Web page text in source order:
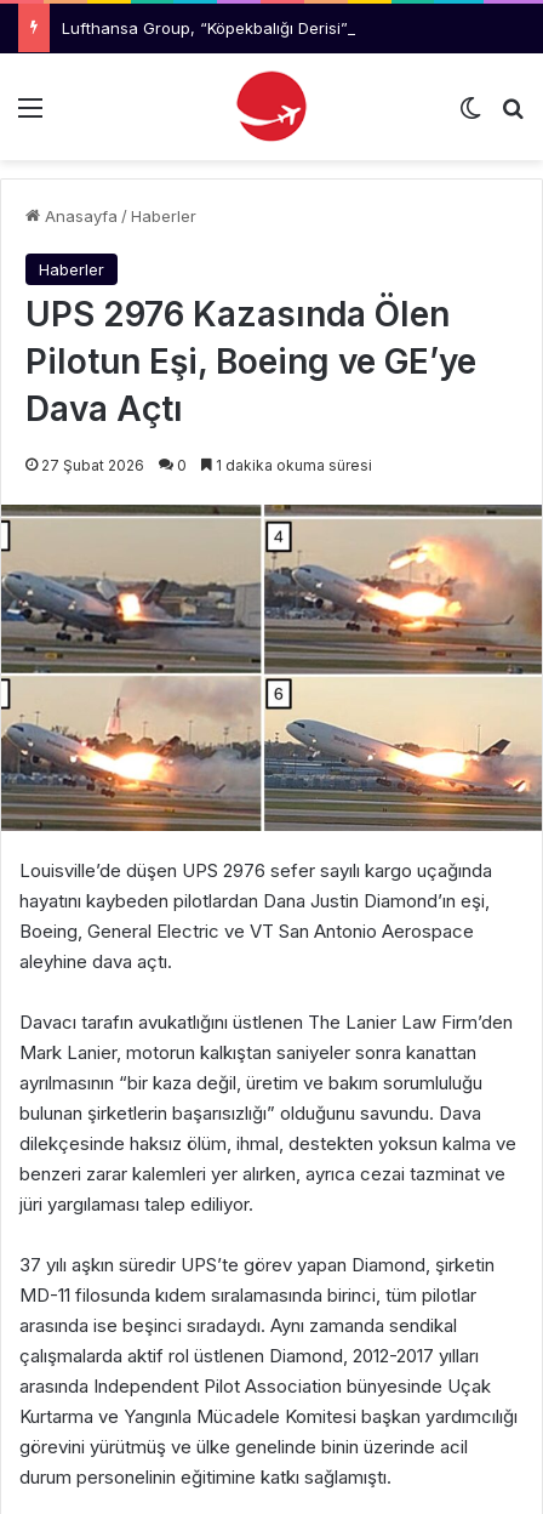
Menü Dış
Anasayfa /Haberler
Haberler
UPS 2976 Kazasında Ölen
Pilotun Eşi, Boeing ve GE’ye
Dava Açtı
27 Şubat 2026 0 1 dakika okuma süresi
Louisville’de düşen UPS 2976 sefer sayılı kargo uçağında
hayatını kaybeden pilotlardan Dana Justin Diamond’ın eşi,
Boeing General Electric ve VT San Antonio Aerospace
aleyhine dava açtı.
Davacı tarafın avukatlığını üstlenen The Lanier Law Firm’den
Mark Lanier, motorun kalkıştan saniyeler sonra kanattan
ayrılmasının “bir kaza değil, üretim ve bakım sorumluluğu
bulunan şirketlerin başarısızlığı” olduğunu savundu. Dava
dilekçesinde haksız ölüm, ihmal, destekten yoksun kalma ve
benzeri zarar kalemleri yer alırken, ayrıca cezai tazminat ve
jüri yargılaması talep ediliyor.
37 yılı aşkın süredir UPS’te görev yapan Diamond, şirketin
MD-11 filosunda kıdem sıralamasında birinci, tüm pilotlar
arasında ise beşinci sıradaydı. Aynı zamanda sendikal
çalışmalarda aktif rol üstlenen Diamond, 2012-2017 yılları
arasında Independent Pilot Association bünyesinde Uçak
Kurtarma ve Yangınla Mücadele Komitesi başkan yardımcılığı
görevini yürütmüş ve ülke genelinde binin üzerinde acil
durum personelinin eğitimine katkı sağlamıştı.